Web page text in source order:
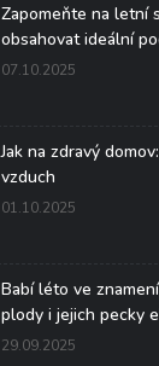
Zapomeňte na letní
obsahovat ideální
07.10.2025
Jak na zdravý
vzduch
01.10.2025
Babí léto ve
plody i jejich pecky
29.09.2025